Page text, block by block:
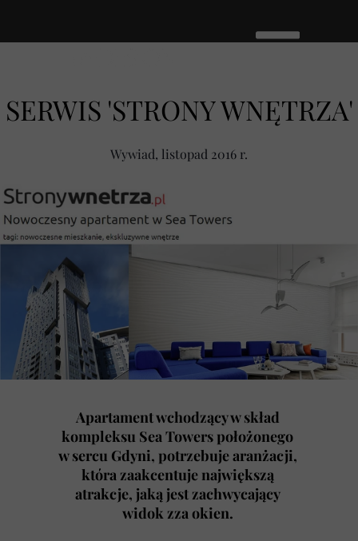
SERWIS 'STRONY WNĘTRZA'
Wywiad, listopad 2016 r.
Apartament wchodzący w skład
kompleksu Sea Towers położonego
w sercu Gdyni, potrzebuje aranżacji,
która zaakcentuje największą
atrakcje, jaką jest zachwycający
widok zza okien.